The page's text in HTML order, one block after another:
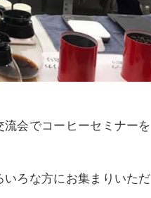
会でコーヒーセミナーを
ろな方にお集まりいただ